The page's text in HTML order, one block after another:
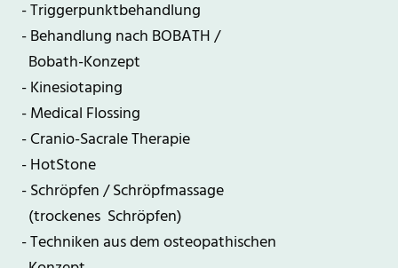
- Triggerpunktbehandlung
- Behandlung nach BOBATH /
Bobath-Konzept
- Kinesiotaping
- Medical Flossing
- Cranio-Sacrale Therapie
- HotStone
- Schröpfen / Schröpfmassage
(trockenes Schröpfen)
- Techniken aus dem osteopathischen